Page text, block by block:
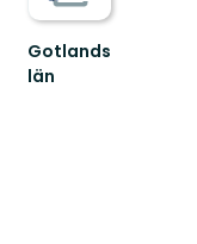
Gotlands
län